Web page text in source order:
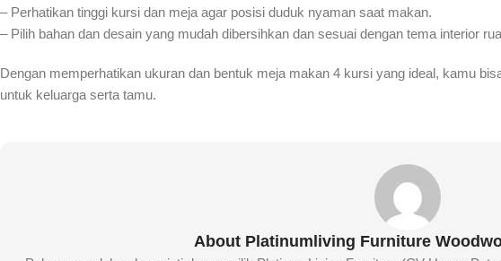
– Perhatikan tinggi kursi dan meja agar posisi duduk nyaman saat makan.
– Pilih bahan dan desain yang mudah dibersihkan dan sesuai dengan tema interior
Dengan memperhatikan ukuran dan bentuk meja makan 4 kursi yang ideal, kamu
untuk keluarga serta tamu.
About Platinumliving Furniture